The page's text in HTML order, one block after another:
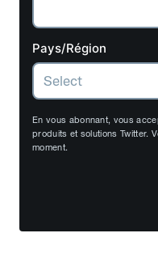
Pays/Région
En vous abonnant, vous
produits et solutions Twitter.
moment.